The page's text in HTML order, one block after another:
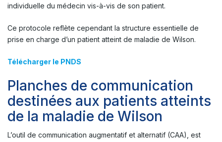
individuelle du médecin vis-à-vis de son patient.
Ce protocole reflète cependant la structure essentielle de
prise en charge d’un patient atteint de maladie de Wilson.
Télécharger le PNDS
Planches de communication
destinées aux patients atteints
de la maladie de Wilson
L’outil de communication augmentatif et alternatif (CAA), est